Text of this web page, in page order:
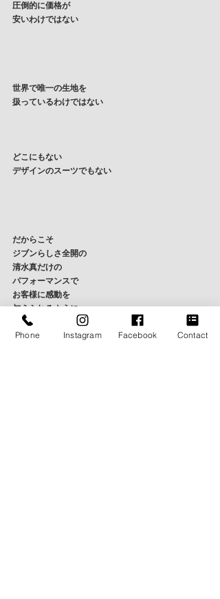
圧倒的に価格が
安いわけではない
世界で唯一の生地を
扱っているわけではない
どこにもない
デザインのスーツでもない
だからこそ
ジブンらしさ全開の
清水真だけの
パフォーマンスで
お客様に感動を
与えられるように
Phone Instagram Facebook Contact